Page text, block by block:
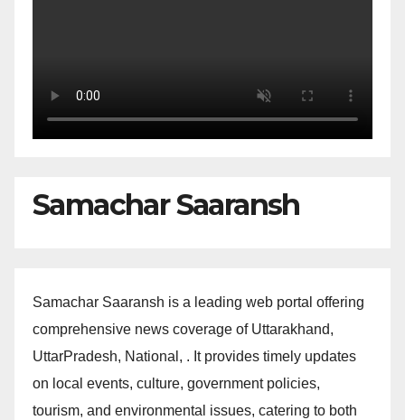
Samachar Saaransh
Samachar Saaransh is a leading web portal offering
comprehensive news coverage of Uttarakhand,
UttarPradesh, National, . It provides timely updates
on local events, culture, government policies,
tourism, and environmental issues, catering to both